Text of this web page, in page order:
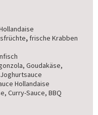
, frische Krabben
Goudakäse,
Hollandaise
Curry-Sauce, BBQ